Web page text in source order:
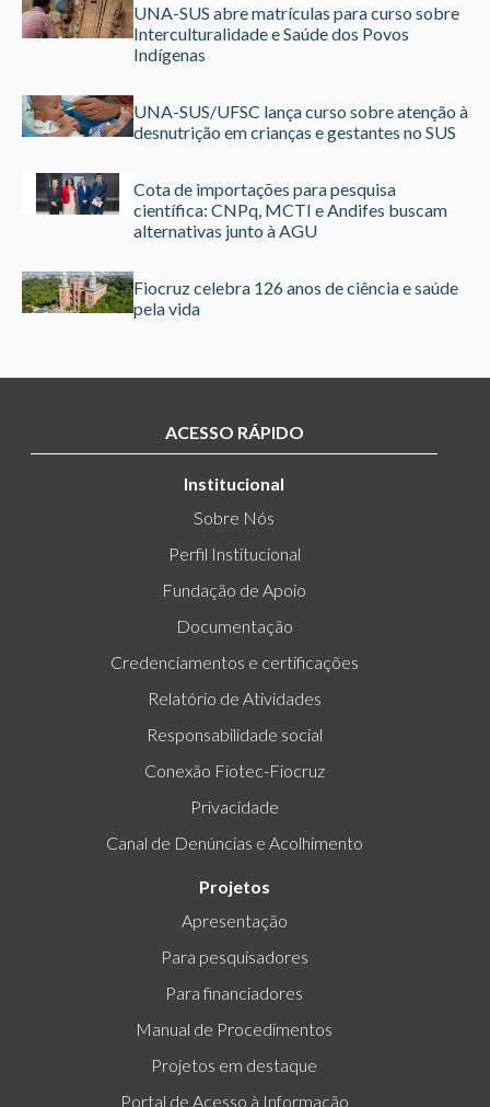
UNA-SUS abre matrículas para curso sobre
Interculturalidade e Saúde dos Povos
Indígenas
UNA-SUS/UFSC lança curso sobre atenção à
desnutrição em crianças e gestantes no SUS
Cota de importações para pesquisa
científica: CNPq, MCTI e Andifes buscam
alternativas junto à AGU
Fiocruz celebra 126 anos de ciência e saúde
pela vida
ACESSO RÁPIDO
Institucional
Sobre Nós
Perfil Institucional
Fundação de Apoio
Documentação
Credenciamentos e certificações
Relatório de Atividades
Responsabilidade social
Conexão Fiotec-Fiocruz
Privacidade
Canal de Denúncias e Acolhimento
Projetos
Apresentação
Para pesquisadores
Para financiadores
Manual de Procedimentos
Projetos em destaque
Portal de Acesso à Informação